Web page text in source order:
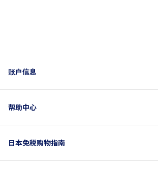
账户信息
帮助中心
日本免税购物指南